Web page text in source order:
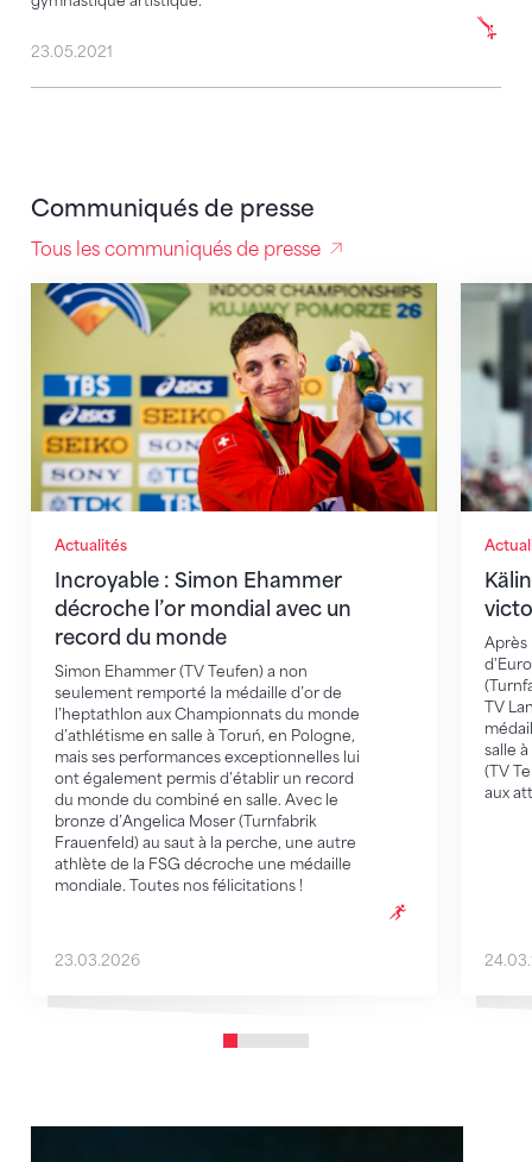
23.05.2021
Communiqués de presse
Tous les communiqués de presse
Actualités
Incroyable : Simon Ehammer
décroche l’or mondial avec un
record du monde
Simon Ehammer (TV Teufen) a non
seulement remporté la médaille d’or de
l’heptathlon aux Championnats du monde
d’athlétisme en salle à Toruń, en Pologne,
mais ses performances exceptionnelles lui
ont également permis d’établir un record
du monde du combiné en salle. Avec le
bronze d’Angelica Moser (Turnfabrik
Frauenfeld) au saut à la perche, une autre
athlète de la FSG décroche une médaille
mondiale. Toutes nos félicitations !
Incroyable : Simon Ehammer décroche l’or
23.03.2026
Après
TV
salle
(TV
aux
Kälin